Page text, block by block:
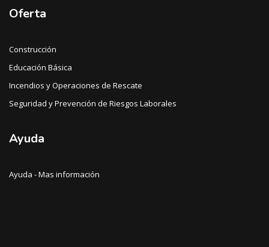
Oferta
Construcción
Educación Básica
Incendios y Operaciones de Rescate
Seguridad y Prevención de Riesgos Laborales
Ayuda
Ayuda - Mas información